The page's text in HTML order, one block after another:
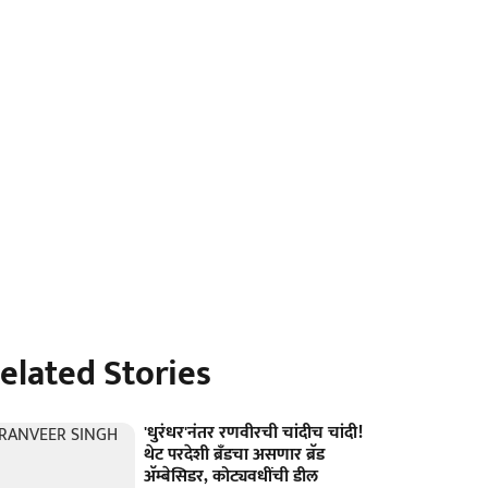
Stories
'धुरंधर'नंतर रणवीरची चांदीच चांदी!
थेट परदेशी ब्रँडचा असणार ब्रॅड
अ‍ॅम्बेसिडर, कोट्यवधींची डील